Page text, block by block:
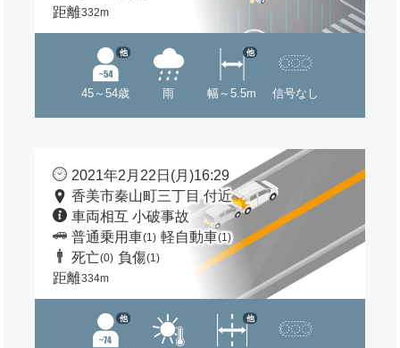
距離332m
45～54歳
他
雨 幅～5.5m
他
信号なし
2021年2月22日(月)16:29
香美市秦山町三丁目 付近
車両相互 小破事故
普通乗用車(1) 軽自動車(1)
死亡(0) 負傷(1)
距離334m
他 他